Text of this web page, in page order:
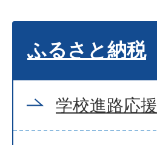
ふるさと納税
学校進路応